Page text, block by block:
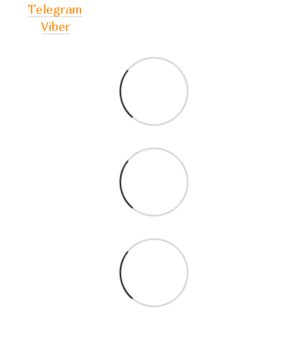
Telegram
Viber